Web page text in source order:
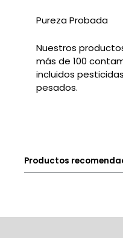
Pureza Probada
Nuestros
más de 100
incluidos
pesados.
Productos